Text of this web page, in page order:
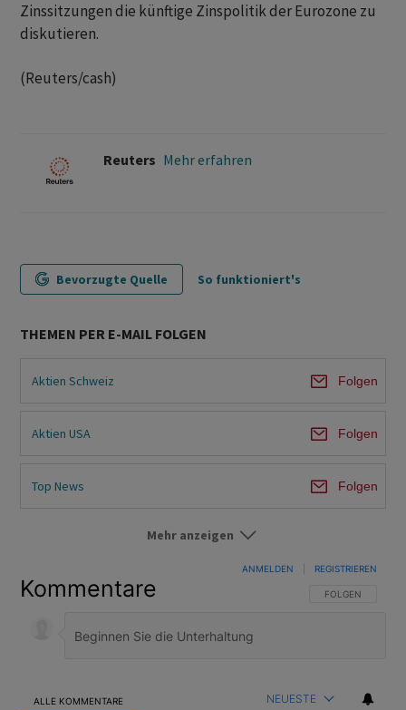
Zinssitzungen die künftige ‌Zinspolitik der Eurozone zu
diskutieren.
(Reuters/cash)
Reuters Mehr erfahren
Bevorzugte Quelle So funktioniert's
THEMEN PER E-MAIL FOLGEN
Aktien Schweiz Folgen
Aktien USA Folgen
Top News Folgen
Mehr anzeigen
Kommentare FOLGE DIESER
FOLGEN
ANMELDEN REGISTRIEREN
ALLE KOMMENTARE NEUESTE